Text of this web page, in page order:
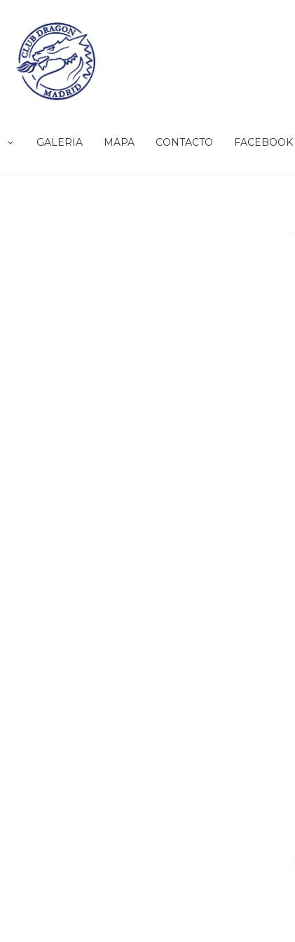
GALERIA MAPA CONTACTO FACEBOOK